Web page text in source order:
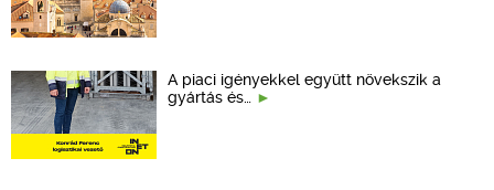
A piaci igényekkel együtt növekszik a
gyártás és…